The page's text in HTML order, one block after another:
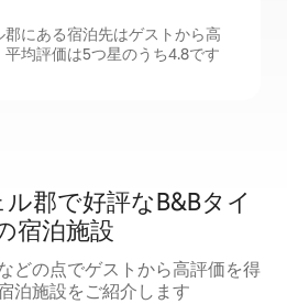
にある宿泊先はゲストから高
均評価は5つ星のうち4.8です
郡で好評なB&Bタイ
宿泊施設
どの点でゲストから高評価を得
泊施設をご紹介します